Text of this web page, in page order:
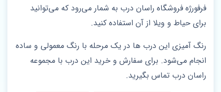
فرفورژه فروشگاه راسان درب به شمار می‌رود که می‌توانید
برای حیاط و ویلا از آن استفاده کنید.
رنگ آمیزی این درب ها در یک مرحله با رنگ معمولی و ساده
انجام می‌شود. برای سفارش و خرید این درب با مجموعه
راسان درب تماس بگیرید.